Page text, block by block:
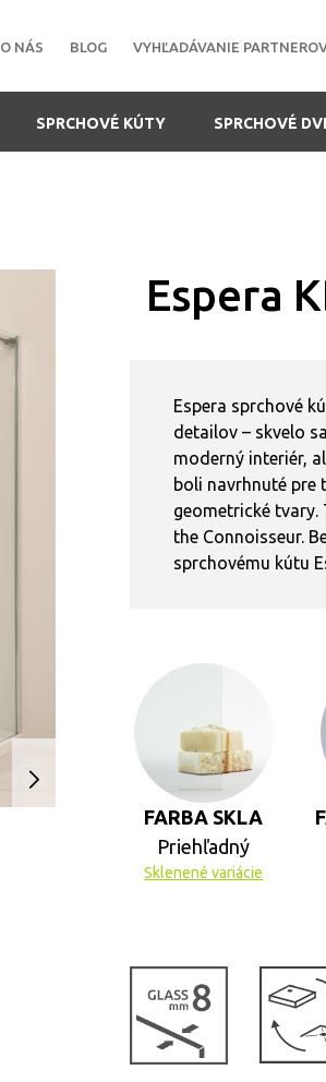
O NÁS BLOG VYHĽADÁVANIE
SPRCHOVÉ KÚTY SPRCHOVÉ
Espera
Espera sprchové
detailov – skvelo
moderný interiér,
boli navrhnuté pre
geometrické
the Connoisseur.
sprchovému kútu
FARBA SKLA
Priehľadný
Sklenené variácie